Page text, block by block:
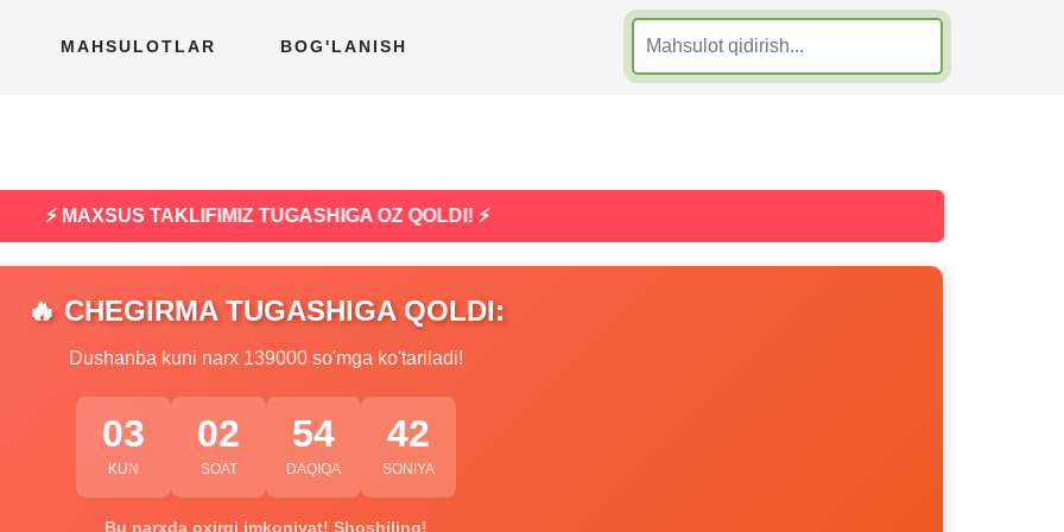
MAHSULOTLAR BOG'LANISH
⚡ MAXSUS TAKLIFIMIZ TUGASHIGA OZ QOLDI! ⚡
🔥 CHEGIRMA TUGASHIGA QOLDI:
Dushanba kuni narx 139000 so'mga ko'tariladi!
03
KUN
02
SOAT
54
DAQIQA
41
SONIYA
Bu narxda oxirgi imkoniyat! Shoshiling!